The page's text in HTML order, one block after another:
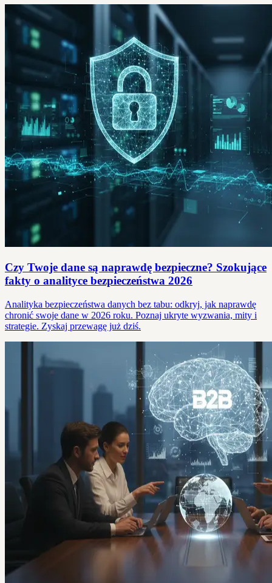
Czy Twoje dane są naprawdę bezpieczne? Szokujące
fakty o analityce bezpieczeństwa 2026
Analityka bezpieczeństwa danych bez tabu: odkryj, jak naprawdę
chronić swoje dane w 2026 roku. Poznaj ukryte wyzwania, mity i
strategie. Zyskaj przewagę już dziś.